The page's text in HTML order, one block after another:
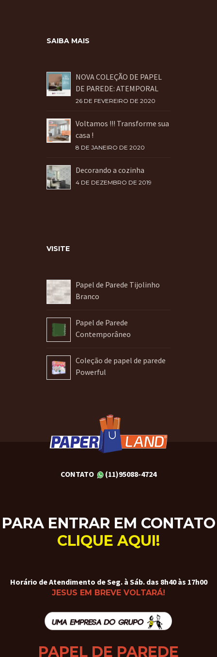
SAIBA MAIS
NOVA COLEÇÃO DE PAPEL
DE PAREDE: ATEMPORAL
26 DE FEVEREIRO DE 2020
Voltamos !!! Transforme sua
casa !
8 DE JANEIRO DE 2020
Decorando a cozinha
4 DE DEZEMBRO DE 2019
VISITE
Papel de Parede Tijolinho
Branco
Papel de Parede
Contemporâneo
Coleção de papel de parede
Powerful
CONTATO (11)95088-4724
PARA ENTRAR EM CONTATO
CLIQUE AQUI!
Horário de Atendimento de Seg. à Sáb. das 8h40 às 17h00
JESUS EM BREVE VOLTARÁ!
PAPEL DE PAREDE